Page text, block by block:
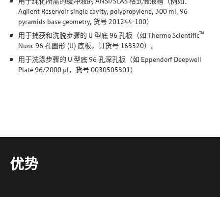
Agilent Reservoir single cavity, polypropylene, 300 ml, 96
pyramids base geometry, 货号 201244-100）
用于捕获和洗脱步骤的 U 型底 96 孔板（如 Thermo Scientific™
Nunc 96 孔圆形 (U) 底板，订货号 163320）。
用于洗涤步骤的 U 型底 96 孔深孔板（如 Eppendorf Deepwell
Plate 96/2000 µl，货号 0030505301）
优势